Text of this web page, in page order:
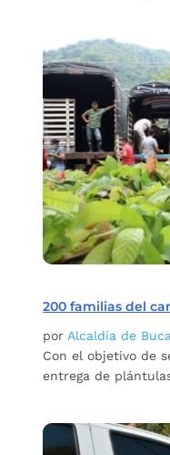
200 familias del
porAlcaldía de
Con el objetivo de
entrega de